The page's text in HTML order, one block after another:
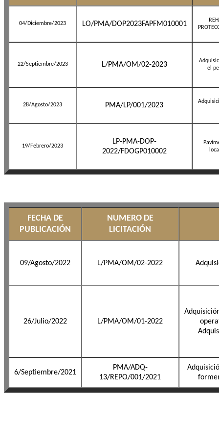
04/Diciembre/2023 LO/PMA/DOP2023FAPFM010001
22/Septiembre/2023 L/PMA/OM/02-2023
el
28/Agosto/2023 PMA/LP/001/2023
19/Febrero/2023
LP-PMA-DOP-
2022/FDOGP010002
FECHA DE
PUBLICACIÓN
NUMERO DE
LICITACIÓN
09/Agosto/2022 L/PMA/OM/02-2022
26/Julio/2022 L/PMA/OM/01-2022
6/Septiembre/2021
PMA/ADQ-
13/REPO/001/2021